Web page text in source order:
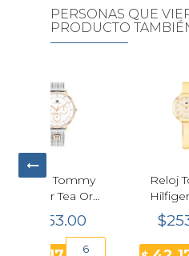
PERSONAS QUE
PRODUCTO
Reloj Calvin
Contemporary
Multicolor
$250.70
6